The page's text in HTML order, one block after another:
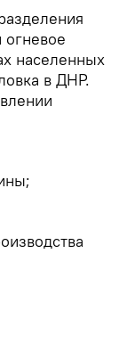
огневое
населенных
в ДНР.